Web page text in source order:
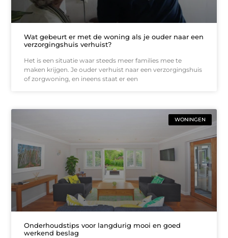
Wat gebeurt er met de woning als je ouder naar een
verzorgingshuis verhuist?
Het is een situatie waar steeds meer families mee te
maken krijgen. Je ouder verhuist naar een verzorgingshuis
of zorgwoning, en ineens staat er een
WONINGEN
Onderhoudstips voor langdurig mooi en goed
werkend beslag